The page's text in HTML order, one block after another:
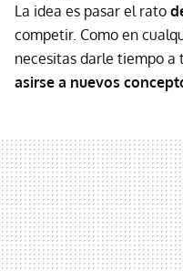
La idea es pasar el rato
competir. Como en
necesitas darle tiempo a
asirse a nuevos